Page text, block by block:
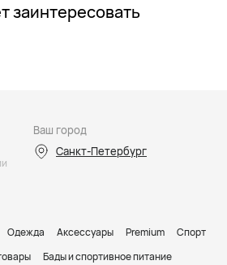
заинтересовать
Ваш город
Санкт-Петербург
Одежда Аксессуары Premium
Спорт
Бады и спортивное питание